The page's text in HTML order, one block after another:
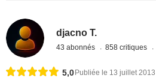
djacno T.
43 abonnés 858 critiques
5,0Publiée le 13 juillet 2013